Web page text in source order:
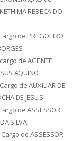
REBECA DO
de PREGOEIRO
de AGENTE
AQUINO
de AUXILIAR DE
DE JESUS
de ASSESSOR
SILVA
de ASSESSOR